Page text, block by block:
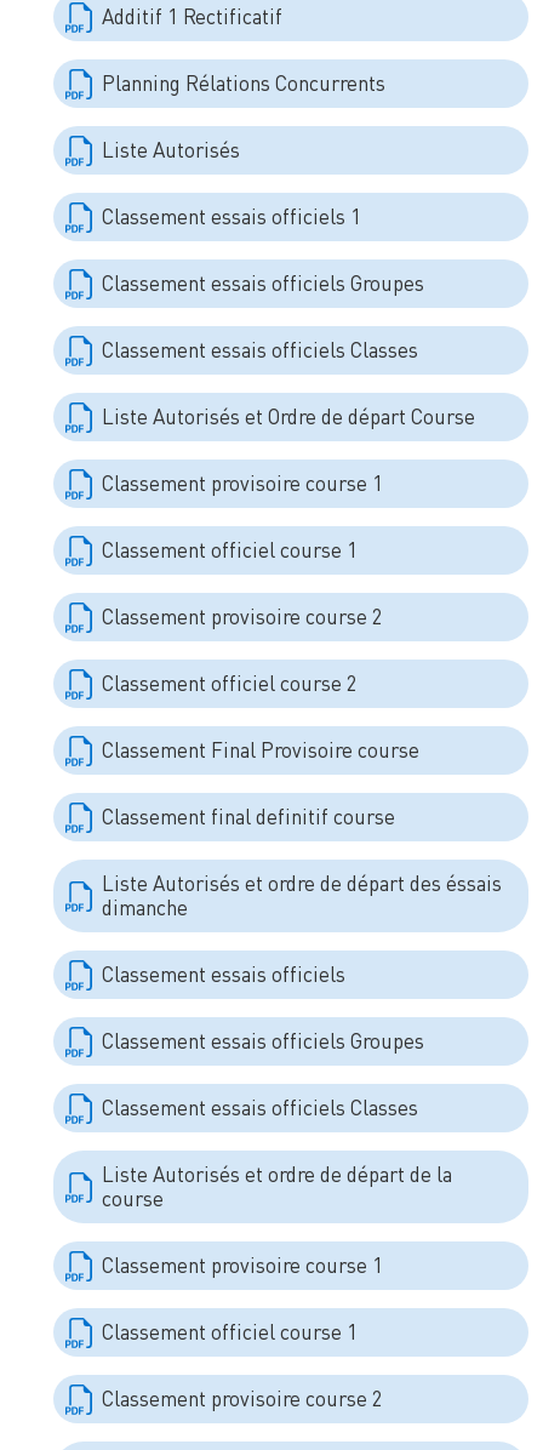
Additif 1 Rectificatif
Planning Rélations Concurrents
Liste Autorisés
Classement essais officiels 1
Classement essais officiels Groupes
Classement essais officiels Classes
Liste Autorisés et Ordre de départ Course
Classement provisoire course 1
Classement officiel course 1
Classement provisoire course 2
Classement officiel course 2
Classement Final Provisoire course
Classement final definitif course
Liste Autorisés et ordre de départ des éssais
dimanche
Classement essais officiels
Classement essais officiels Groupes
Classement essais officiels Classes
Liste Autorisés et ordre de départ de la
course
Classement provisoire course 1
Classement officiel course 1
Classement provisoire course 2